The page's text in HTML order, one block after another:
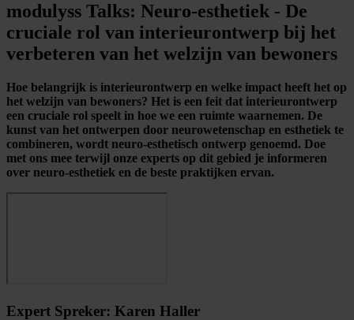
modulyss Talks: Neuro-esthetiek - De
cruciale rol van interieurontwerp bij het
verbeteren van het welzijn van bewoners
Hoe belangrijk is interieurontwerp en welke impact heeft het op
het welzijn van bewoners? Het is een feit dat interieurontwerp
een cruciale rol speelt in hoe we een ruimte waarnemen. De
kunst van het ontwerpen door neurowetenschap en esthetiek te
combineren, wordt neuro-esthetisch ontwerp genoemd. Doe
met ons mee terwijl onze experts op dit gebied je informeren
over neuro-esthetiek en de beste praktijken ervan.
Expert Spreker: Karen Haller